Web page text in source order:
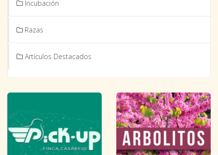
Incubación
Razas
Artículos Destacados